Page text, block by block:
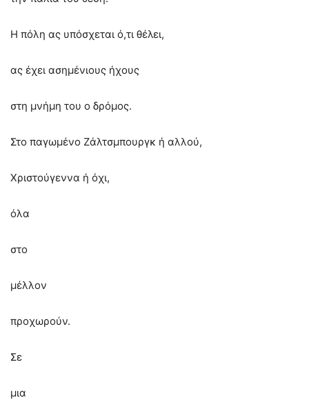
Η πόλη ας υπόσχεται ό,τι θέλει,
ας έχει ασημένιους ήχους
στη μνήμη του ο δρόμος.
Στο παγωμένο Ζάλτσμπουργκ ή αλλού,
Χριστούγεννα ή όχι,
όλα
στο
μέλλον
προχωρούν.
Σε
μια